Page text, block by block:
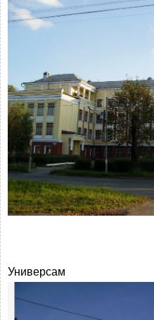
Универсам